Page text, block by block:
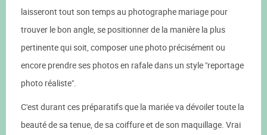
laisseront tout son temps au photographe mariage pour
trouver le bon angle, se positionner de la manière la plus
pertinente qui soit, composer une photo précisément ou
encore prendre ses photos en rafale dans un style "reportage
photo réaliste".
C'est durant ces préparatifs que la mariée va dévoiler toute la
beauté de sa tenue, de sa coiffure et de son maquillage. Vrai